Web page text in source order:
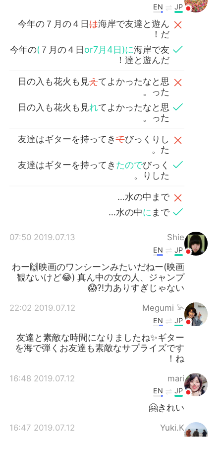
JP
EN
今年の７月の４日は海岸で友達と遊ん
だ！
今年の(７月の４日or7月4日)に海岸で友
達と遊んだ！
日の入も花火も見えてよかったなと思
った。
日の入も花火も見れてよかったなと思
った。
友達はギターを持ってきてびっくりし
た。
友達はギターを持ってき たのでびっく
りした。
水の中まで…
水の中にまで…
Shie
2019.07.13 07:50
JP
EN
わー🙌映画のワンシーンみたいだねー(映画
観ないけど😂) 真ん中の女の人、ジャンプ
力ありすぎじゃない!?😱
Megumi 𓅫
2019.07.12 22:02
JP
EN
友達と素敵な時間になりましたね✨ギター
を海で弾くお友達も素敵なサプライズです
ね！
mari
2019.07.12 16:48
JP
EN
きれい🤗
Yuki.K
2019.07.12 16:47